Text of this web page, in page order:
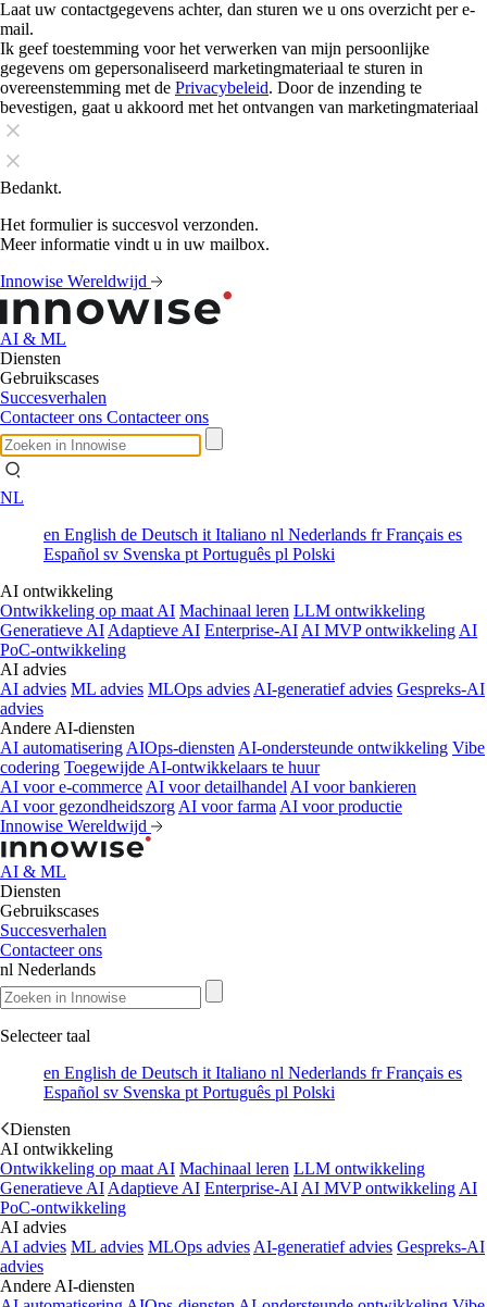
Laat uw contactgegevens achter, dan sturen we u ons overzicht per e-
mail.
Ik geef toestemming voor het verwerken van mijn persoonlijke
gegevens om gepersonaliseerd marketingmateriaal te sturen in
overeenstemming met de Privacybeleid. Door de inzending te
bevestigen, gaat u akkoord met het ontvangen van marketingmateriaal
Bedankt.
Het formulier is succesvol verzonden.
Meer informatie vindt u in uw mailbox.
Innowise Wereldwijd
AI & ML
Diensten
Gebruikscases
Succesverhalen
Contacteer ons Contacteer ons
NL
en English de Deutsch it Italiano nl Nederlands frFrançais es
Español sv Svenska pt Português pl Polski
AI ontwikkeling
Ontwikkeling op maat AI Machinaal leren LLM ontwikkeling
Generatieve AI Adaptieve AI Enterprise-AI AI MVP ontwikkeling AI
PoC-ontwikkeling
AI advies
AI advies ML advies MLOps advies AI-generatief advies Gespreks-AI
advies
Andere AI-diensten
AI automatisering AIOps-diensten AI-ondersteunde ontwikkeling Vibe
codering Toegewijde AI-ontwikkelaars te huur
AI voor e-commerce AI voor detailhandel AI voor bankieren
AI voor gezondheidszorg AI voor farma AI voor productie
Innowise Wereldwijd
AI & ML
Diensten
Gebruikscases
Succesverhalen
Contacteer ons
nl Nederlands
Selecteer taal
en English de Deutsch it Italiano nl Nederlands frFrançais es
Español sv Svenska pt Português pl Polski
Diensten
AI ontwikkeling
Ontwikkeling op maat AI Machinaal leren LLM ontwikkeling
Generatieve AI Adaptieve AI Enterprise-AI AI MVP ontwikkeling AI
PoC-ontwikkeling
AI advies
AI advies ML advies MLOps advies AI-generatief advies Gespreks-AI
advies
Andere AI-diensten